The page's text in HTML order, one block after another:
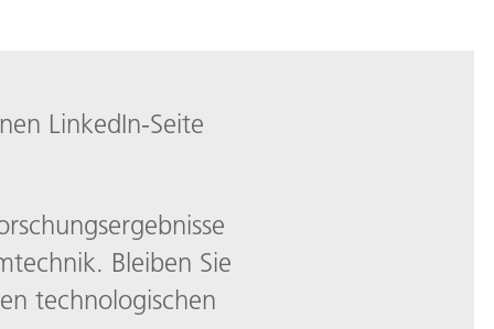
LinkedIn-Seite
Bleiben Sie
technologischen